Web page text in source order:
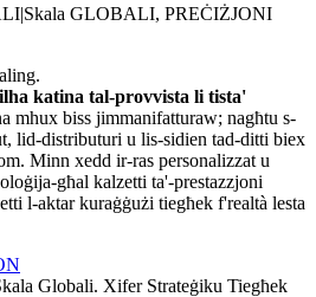
GLOBALI, PREĊIŻJONI
katina tal-provvista li tista'
mhux biss jimmanifatturaw; nagħtu s-
lid-distributuri u lis-sidien tad-ditti biex
Minn xedd ir-ras personalizzat u
għal kalzetti ta'-prestazzjoni
l-aktar kuraġġużi tiegħek f'realtà lesta
Globali. Xifer Strateġiku Tiegħek